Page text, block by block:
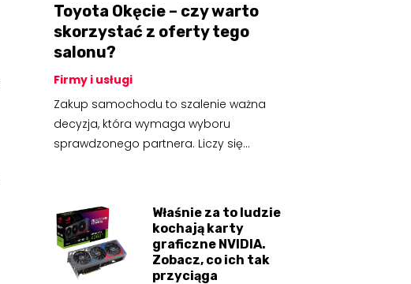
Toyota Okęcie – czy warto
skorzystać z oferty tego
salonu?
Firmy i usługi
Zakup samochodu to szalenie ważna
decyzja, która wymaga wyboru
sprawdzonego partnera. Liczy się...
Właśnie za to ludzie
kochają karty
graficzne NVIDIA.
Zobacz, co ich tak
przyciąga